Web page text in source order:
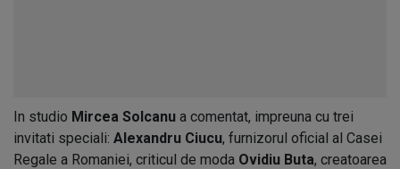
In studio Mircea Solcanu a comentat, impreuna cu trei
invitati speciali: Alexandru Ciucu, furnizorul oficial al Casei
Regale a Romaniei, criticul de moda Ovidiu Buta, creatoarea